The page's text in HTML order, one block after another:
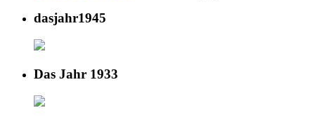
dasjahr1945
Das Jahr 1933